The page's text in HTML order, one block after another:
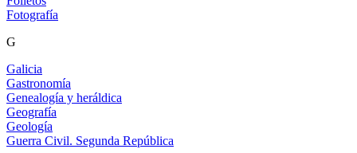
Fotografía
G
Galicia
Gastronomía
Genealogía y heráldica
Geografía
Geología
Guerra Civil. Segunda República